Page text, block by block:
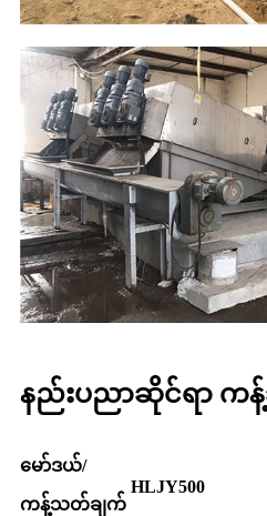
နည်းပညာဆိုင်ရာ ကန့်
မော်ဒယ်/
ကန့်သတ်ချက်
HLJY500